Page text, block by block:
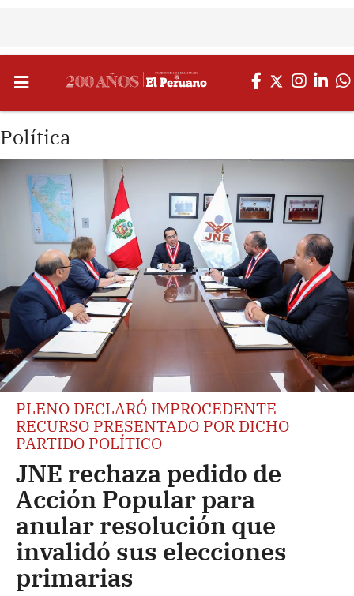
Política
PLENO DECLARÓ IMPROCEDENTE
RECURSO PRESENTADO POR DICHO
PARTIDO POLÍTICO
JNE rechaza pedido de
Acción Popular para
anular resolución que
invalidó sus elecciones
primarias